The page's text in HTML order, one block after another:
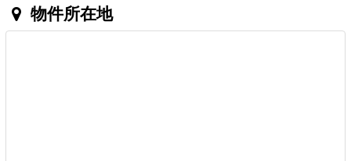
物件所在地